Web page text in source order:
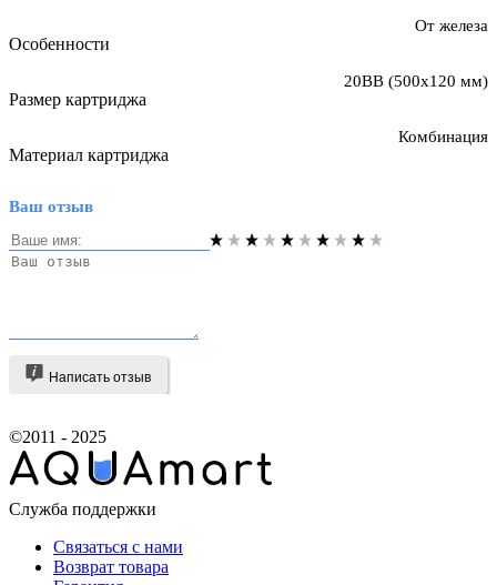
Особенности
От железа
Размер картриджа
20BB (500х120 мм)
Материал картриджа
Комбинация
Ваш отзыв
Написать отзыв
©2011 - 2025
Служба поддержки
Связаться с нами
Возврат товара